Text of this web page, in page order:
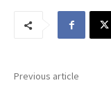
Previous article